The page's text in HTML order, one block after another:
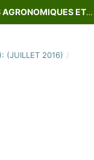
REVUE MAROCAINE DES SCIENCES AGRONOMIQUES ET VÉTÉRINAIRES
(JUILLET 2016) /